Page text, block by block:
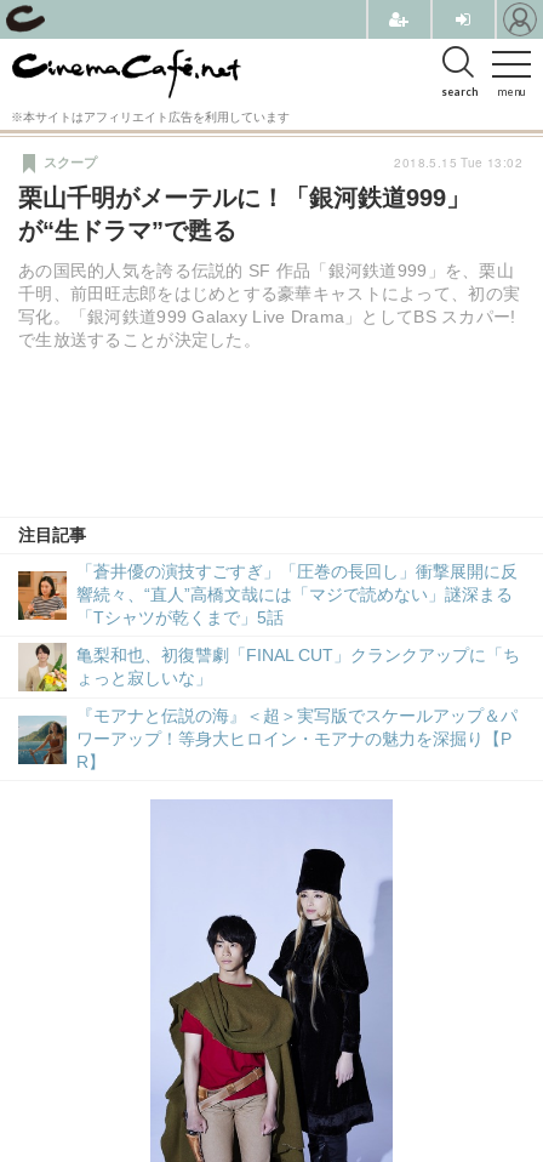
menu
search
※本サイトはアフィリエイト広告を利用しています
栗山千明がメーテルに！「銀河鉄道999」
が“生ドラマ”で甦る
あの国民的人気を誇る伝説的 SF 作品「銀河鉄道999」を、栗山
千明、前田旺志郎をはじめとする豪華キャストによって、初の実
写化。「銀河鉄道999 Galaxy Live Drama」としてBS スカパー!
で生放送することが決定した。
スクープ
注目記事
「蒼井優の演技すごすぎ」「圧巻の長回し」衝撃展開に反
響続々、“直人”高橋文哉には「マジで読めない」謎深まる
「Tシャツが乾くまで」5話
亀梨和也、初復讐劇「FINAL CUT」クランクアップに「ち
ょっと寂しいな」
『モアナと伝説の海』＜超＞実写版でスケールアップ＆パ
ワーアップ！等身大ヒロイン・モアナの魅力を深掘り【P
R】
2018.5.15 Tue 13:02